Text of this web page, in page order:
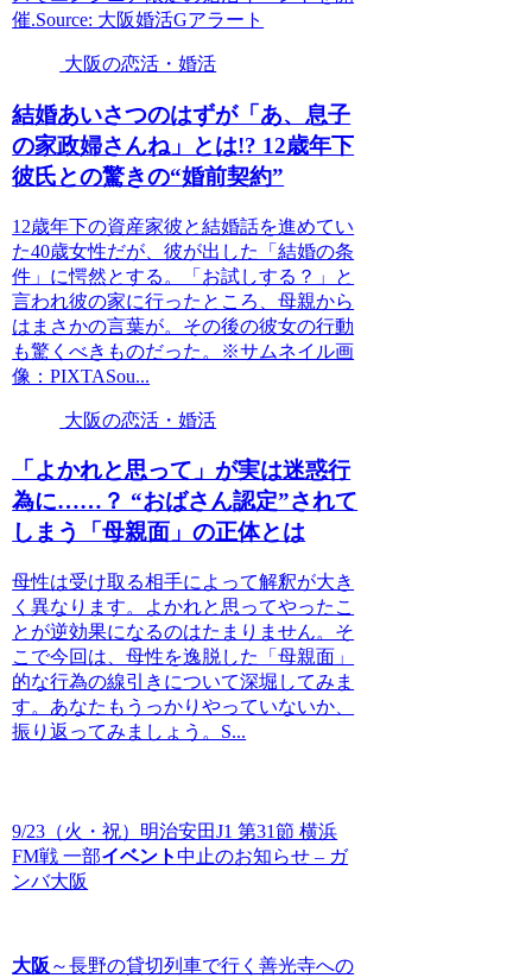
催.Source: 大阪婚活Gアラート
大阪の恋活・婚活
結婚あいさつのはずが「あ、息子
の家政婦さんね」とは!? 12歳年下
彼氏との驚きの“婚前契約”
12歳年下の資産家彼と結婚話を進めてい
た40歳女性だが、彼が出した「結婚の条
件」に愕然とする。「お試しする？」と
言われ彼の家に行ったところ、母親から
はまさかの言葉が。その後の彼女の行動
も驚くべきものだった。※サムネイル画
像：PIXTASou...
大阪の恋活・婚活
「よかれと思って」が実は迷惑行
為に……？ “おばさん認定”されて
しまう「母親面」の正体とは
母性は受け取る相手によって解釈が大き
く異なります。よかれと思ってやったこ
とが逆効果になるのはたまりません。そ
こで今回は、母性を逸脱した「母親面」
的な行為の線引きについて深堀してみま
す。あなたもうっかりやっていないか、
振り返ってみましょう。S...
9/23（火・祝）明治安田J1 第31節 横浜
FM戦 一部イベント中止のお知らせ – ガ
ンバ大阪
大阪 ～長野の貸切列車で行く善光寺への